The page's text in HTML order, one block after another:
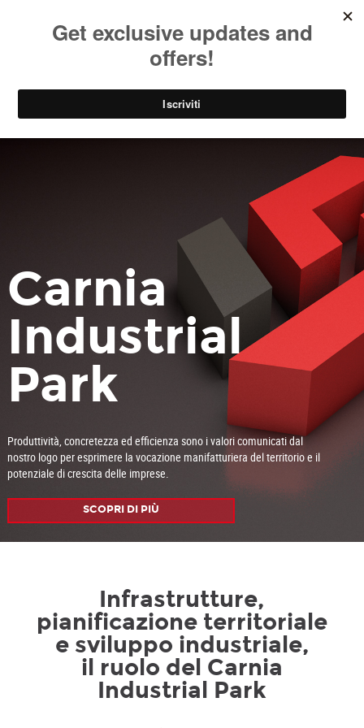
EN
Carnia
Industrial
Park
Produttività, concretezza ed efficienza sono i valori comunicati dal
nostro logo per esprimere la vocazione manifatturiera del territorio e il
potenziale di crescita delle imprese.
SCOPRI DI PIÙ
Infrastrutture,
pianificazione territoriale
e sviluppo industriale,
il ruolo del Carnia
Industrial Park